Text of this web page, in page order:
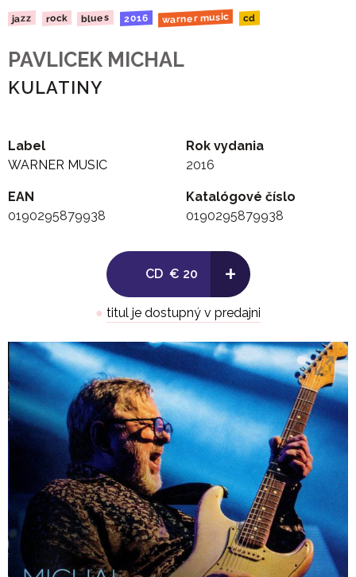
jazz rock blues 2016 warner music cd
PAVLICEK MICHAL
KULATINY
Label
WARNER MUSIC
Rok vydania
2016
EAN
0190295879938
Katalógové číslo
0190295879938
CD € 20 +
● titul je dostupný v predajni